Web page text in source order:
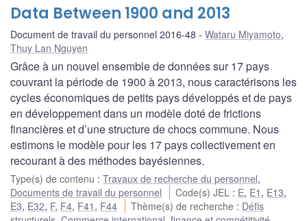
Data Between 1900 and 2013
Document de travail du personnel 2016-48 Wataru Miyamoto,
Thuy Lan Nguyen
Grâce à un nouvel ensemble de données sur 17 pays
couvrant la période de 1900 à 2013, nous caractérisons les
cycles économiques de petits pays développés et de pays
en développement dans un modèle doté de frictions
financières et d’une structure de chocs commune. Nous
estimons le modèle pour les 17 pays collectivement en
recourant à des méthodes bayésiennes.
Type(s) de contenu : Travaux de recherche du personnel,
Documents de travail du personnel
Code(s) JEL : E, E1 , E13,
E3, E32, F, F4, F41 , F44 Thème(s) de recherche : Défis